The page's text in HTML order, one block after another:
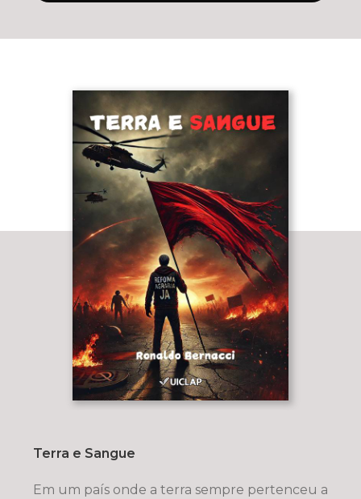
Terra e Sangue
Em um país onde a terra sempre pertenceu a